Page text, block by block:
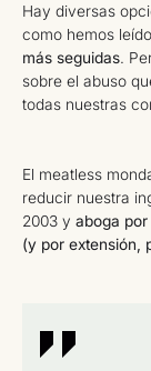
Hay diversas
como hemos leído,
más seguidas.
sobre el abuso
todas nuestras
El meatless
reducir nuestra
2003 y aboga
(y por extensión,